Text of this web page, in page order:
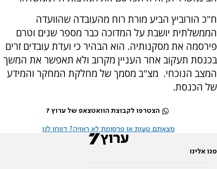
ח"כ הורוביץ הביע מורת רוח מהעובדה שהוועדה
הממשלתית יושבת על המדוכה כבר מספר שנים וטרם
פירסמה את מסקנותיה. הוא הבהיר כי ועדת עובדים זרים
בכנסת תעקוב אחר העניין מקרוב ולא תאפשר את המשך
המצב הנוכחי. מצ"ב מסמך של מחלקת המחקר והמידע
של הכנסת.
הצטרפו לקבוצת הוואטצאפ של ערוץ 7
מצאתם טעות או פרסומת לא ראויה? דווחו לנו
פנו אלינו